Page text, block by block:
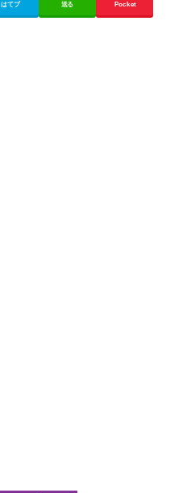
はてブ 送る Pocket